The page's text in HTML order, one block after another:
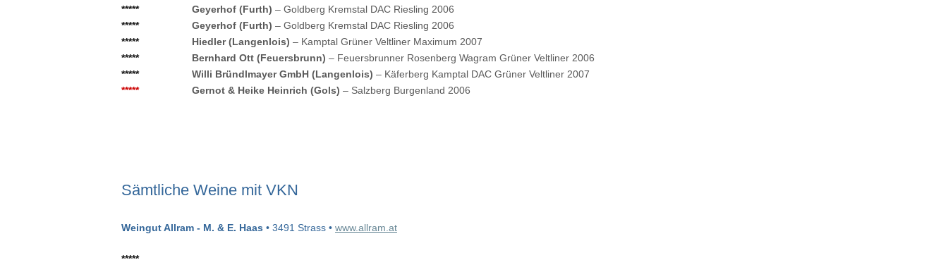
*****
Geyerhof (Furth) – Goldberg Kremstal DAC Riesling 2006
*****
Geyerhof (Furth) – Goldberg Kremstal DAC Riesling 2006
*****
Hiedler (Langenlois) – Kamptal Grüner Veltliner Maximum 2007
*****
Bernhard Ott (Feuersbrunn) – Feuersbrunner Rosenberg Wagram Grüner Veltliner 2006
*****
Willi Bründlmayer GmbH (Langenlois) – Käferberg Kamptal DAC Grüner Veltliner 2007
*****
Gernot & Heike Heinrich (Gols) – Salzberg Burgenland 2006
Sämtliche Weine mit VKN
Weingut Allram - M. & E. Haas • 3491 Strass • www.allram.at
*****